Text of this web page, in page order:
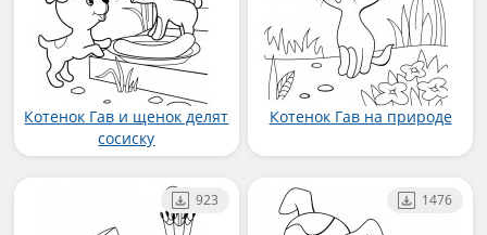
Котенок Гав и щенок делят
сосиску
Котенок Гав на природе
923 1476